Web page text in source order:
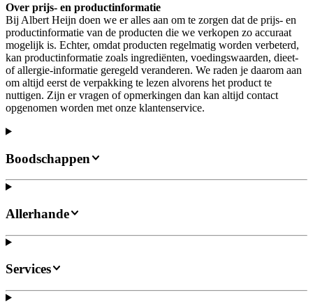
Over prijs- en productinformatie
Bij Albert Heijn doen we er alles aan om te zorgen dat de prijs- en
productinformatie van de producten die we verkopen zo accuraat
mogelijk is. Echter, omdat producten regelmatig worden verbeterd,
kan productinformatie zoals ingrediënten, voedingswaarden, dieet-
of allergie-informatie geregeld veranderen. We raden je daarom aan
om altijd eerst de verpakking te lezen alvorens het product te
nuttigen. Zijn er vragen of opmerkingen dan kan altijd contact
opgenomen worden met onze klantenservice.
Boodschappen
Allerhande
Services